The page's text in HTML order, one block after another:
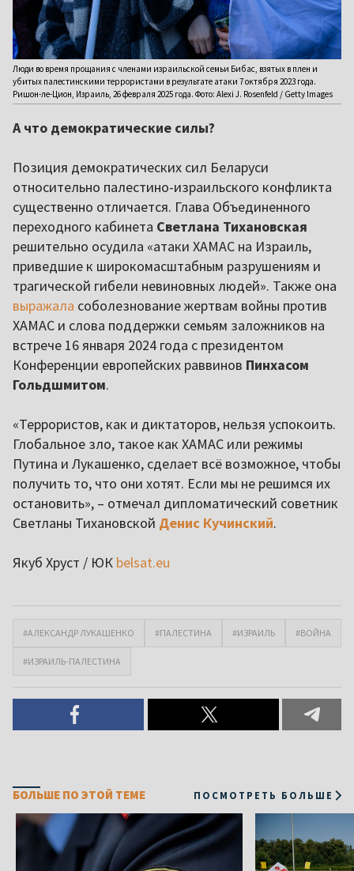
Люди во время прощания с членами израильской семьи Бибас, взятых в плен и
убитых палестинскими террористами в результате атаки 7 октября 2023 года.
Ришон-ле-Цион, Израиль, 26 февраля 2025 года. Фото: Alexi J. Rosenfeld / Getty Images
А что демократические силы?
Позиция демократических сил Беларуси
относительно палестино-израильского конфликта
существенно отличается. Глава Объединенного
переходного кабинета Светлана Тихановская
решительно осудила «атаки ХАМАС на Израиль,
приведшие к широкомасштабным разрушениям и
трагической гибели невиновных людей». Также она
выражала соболезнование жертвам войны против
ХАМАС и слова поддержки семьям заложников на
встрече 16 января 2024 года с президентом
Конференции европейских раввинов Пинхасом
Гольдшмитом.
«Террористов, как и диктаторов, нельзя успокоить.
Глобальное зло, такое как ХАМАС или режимы
Путина и Лукашенко, сделает всё возможное, чтобы
получить то, что они хотят. Если мы не решимся их
остановить», – отмечал дипломатический советник
Светланы Тихановской Денис Кучинский.
Якуб Хруст / ЮК belsat.eu
#АЛЕКСАНДР ЛУКАШЕНКО #ПАЛЕСТИНА #ИЗРАИЛЬ #ВОЙНА
#ИЗРАИЛЬ-ПАЛЕСТИНА
БОЛЬШЕ ПО ЭТОЙ ТЕМЕ ПОСМОТРЕТЬ БОЛЬШЕ